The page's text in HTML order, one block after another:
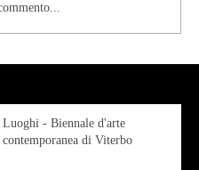
Luoghi - Biennale d'arte
contemporanea di Viterbo